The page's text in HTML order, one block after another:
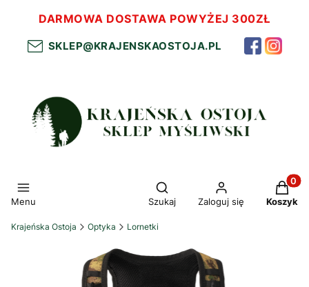
DARMOWA DOSTAWA POWYŻEJ 300ZŁ
SKLEP@KRAJENSKAOSTOJA.PL
Menu
Otwórz wyszukiwarkę
Szukaj Zaloguj się Koszyk
Krajeńska Ostoja Optyka Lornetki